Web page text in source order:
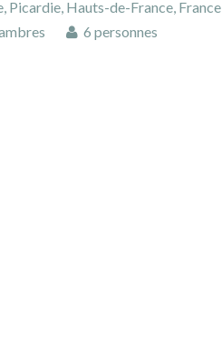
Picardie, Hauts-de-France, France
6 personnes